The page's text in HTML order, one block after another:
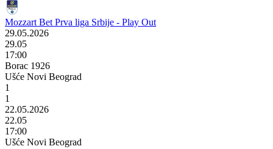
Mozzart Bet Prva liga Srbije - Play Out
29.05.2026
29.05
17:00
Borac 1926
Ušće Novi Beograd
1
1
22.05.2026
22.05
17:00
Ušće Novi Beograd